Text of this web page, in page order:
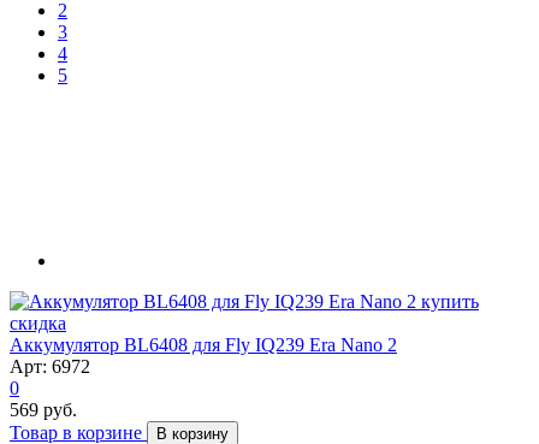
2
3
4
5
скидка
Аккумулятор BL6408 для Fly IQ239 Era Nano 2
Арт: 6972
0
569 руб.
Товар в корзине
В корзину